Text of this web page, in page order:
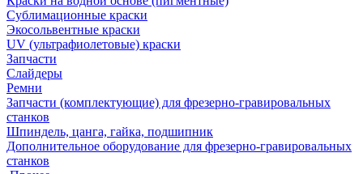
Сублимационные краски
Экосольвентные краски
UV (ультрафиолетовые) краски
Запчасти
Слайдеры
Ремни
Запчасти (комплектующие) для фрезерно-гравировальных
станков
Шпиндель, цанга, гайка, подшипник
Дополнительное оборудование для фрезерно-гравировальных
станков